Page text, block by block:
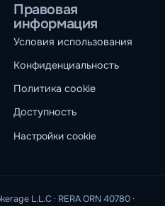
Правовая
информация
Условия использования
Конфиденциальность
Политика cookie
Доступность
Настройки cookie
L.L.C · RERA ORN 40780 ·